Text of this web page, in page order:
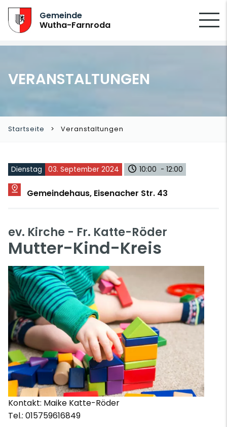
Gemeinde
Wutha-Farnroda
VERANSTALTUNGEN
Startseite Veranstaltungen
Dienstag 03. September 2024 10:00 - 12:00
Gemeindehaus, Eisenacher Str. 43
ev. Kirche - Fr. Katte-Röder
Mutter-Kind-Kreis
Kontakt: Maike Katte-Röder
Tel.: 015759616849